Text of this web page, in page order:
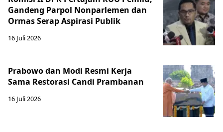
Gandeng Parpol Nonparlemen dan
Ormas Serap Aspirasi Publik
16 Juli 2026
Prabowo dan Modi Resmi Kerja
Sama Restorasi Candi Prambanan
16 Juli 2026